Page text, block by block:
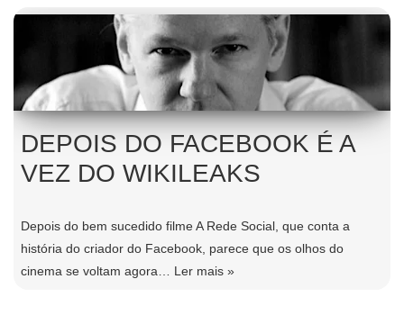
DEPOIS DO FACEBOOK É A
VEZ DO WIKILEAKS
Depois do bem sucedido filme A Rede Social, que conta a
história do criador do Facebook, parece que os olhos do
cinema se voltam agora… Ler mais »